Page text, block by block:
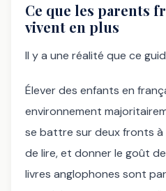
Ce que les parents
vivent en plus
Il y a une réalité que ce
Élever des enfants en
environnement
se battre sur deux fronts à
de lire, et donner le goût
livres anglophones sont